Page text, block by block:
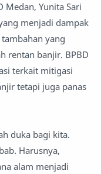
Medan, Yunita Sari
menjadi dampak
yang
rentan banjir. BPBD
terkait mitigasi
tetapi juga panas
duka bagi kita.
Harusnya,
alam menjadi